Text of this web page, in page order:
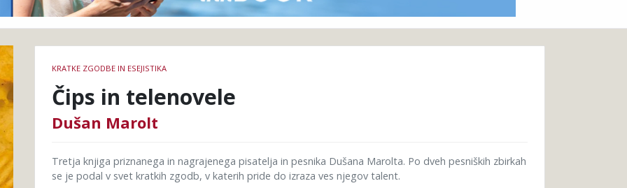
knjige
KRATKE ZGODBE IN ESEJISTIKA
Čips in telenovele
Dušan Marolt
Tretja knjiga priznanega in nagrajenega pisatelja in pesnika Dušana Marolta. Po dveh pesniških zbirkah
se je podal v svet kratkih zgodb, v katerih pride do izraza ves njegov talent.